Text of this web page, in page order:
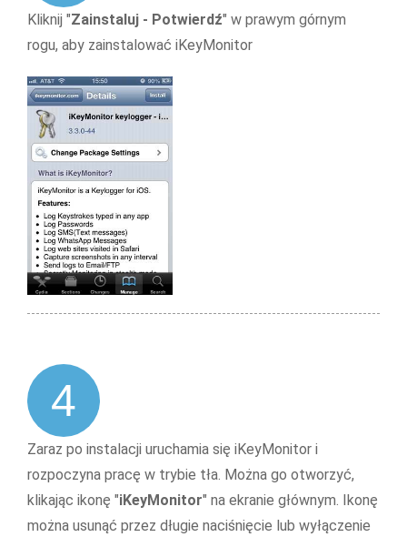
Kliknij "Zainstaluj - Potwierdź" w prawym górnym
rogu, aby zainstalować iKeyMonitor
4
Zaraz po instalacji uruchamia się iKeyMonitor i
rozpoczyna pracę w trybie tła. Można go otworzyć,
klikając ikonę "iKeyMonitor" na ekranie głównym. Ikonę
można usunąć przez długie naciśnięcie lub wyłączenie